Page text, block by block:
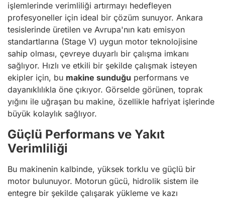
işlemlerinde verimliliği artırmayı hedefleyen
profesyoneller için ideal bir çözüm sunuyor. Ankara
tesislerinde üretilen ve Avrupa'nın katı emisyon
standartlarına (Stage V) uygun motor teknolojisine
sahip olması, çevreye duyarlı bir çalışma imkanı
sağlıyor. Hızlı ve etkili bir şekilde çalışmak isteyen
ekipler için, bu makine sunduğu performans ve
dayanıklılıkla öne çıkıyor. Görselde görünen, toprak
yığını ile uğraşan bu makine, özellikle hafriyat işlerinde
büyük kolaylık sağlıyor.
Güçlü Performans ve Yakıt
Verimliliği
Bu makinenin kalbinde, yüksek torklu ve güçlü bir
motor bulunuyor. Motorun gücü, hidrolik sistem ile
entegre bir şekilde çalışarak yükleme ve kazı